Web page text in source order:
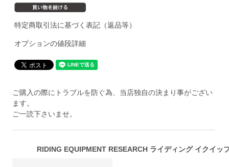
特定商取引法に基づく表記（返品等）
オプションの値段詳細
ご購入の際にトラブルを防ぐ為、当店独自の決まり事がござい
ます。
ご一読下さいませ。
RIDING EQUIPMENT RESEARCH ライディング イクイッ